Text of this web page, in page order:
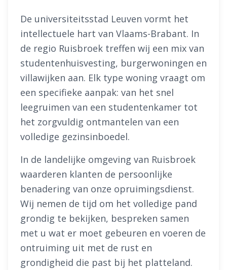
De universiteitsstad Leuven vormt het
intellectuele hart van Vlaams-Brabant. In
de regio Ruisbroek treffen wij een mix van
studentenhuisvesting, burgerwoningen en
villawijken aan. Elk type woning vraagt om
een specifieke aanpak: van het snel
leegruimen van een studentenkamer tot
het zorgvuldig ontmantelen van een
volledige gezinsinboedel.
In de landelijke omgeving van Ruisbroek
waarderen klanten de persoonlijke
benadering van onze opruimingsdienst.
Wij nemen de tijd om het volledige pand
grondig te bekijken, bespreken samen
met u wat er moet gebeuren en voeren de
ontruiming uit met de rust en
grondigheid die past bij het platteland.